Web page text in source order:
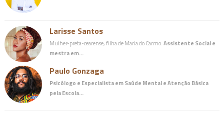
Larisse Santos
Mulher-preta-cearense, filha de Maria do Carmo.Assistente Social e
mestra em…
Paulo Gonzaga
Psicólogo e Especialista em Saúde Mental e Atenção Básica
pela Escola…